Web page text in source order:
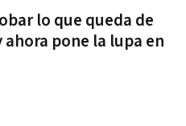
lo que queda de
pone la lupa en